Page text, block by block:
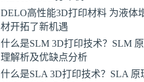
DELO高性能3D打印材料 为液体
材开拓了新机遇
什么是SLM 3D打印技术？SLM 原
理解析及优缺点分析
什么是SLA 3D打印技术？SLA 原